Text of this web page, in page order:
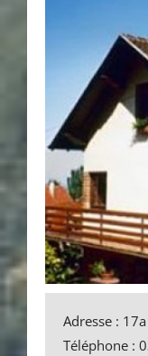
Adresse :
Téléphone :